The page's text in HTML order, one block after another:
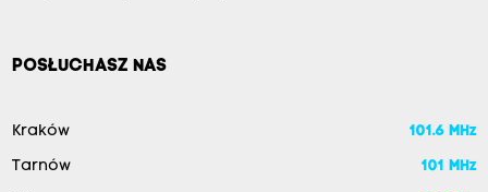
POSŁUCHASZ NAS
Kraków 101.6 MHz
Tarnów 101 MHz